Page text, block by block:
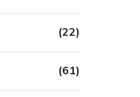
(22)
(61)